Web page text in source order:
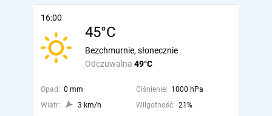
16:00
45°C
Odczuwalna 49°C
Bezchmurnie, słonecznie
Opad: 0 mm Ciśnienie: 1000 hPa
Wiatr:
3 km/h Wilgotność: 21%